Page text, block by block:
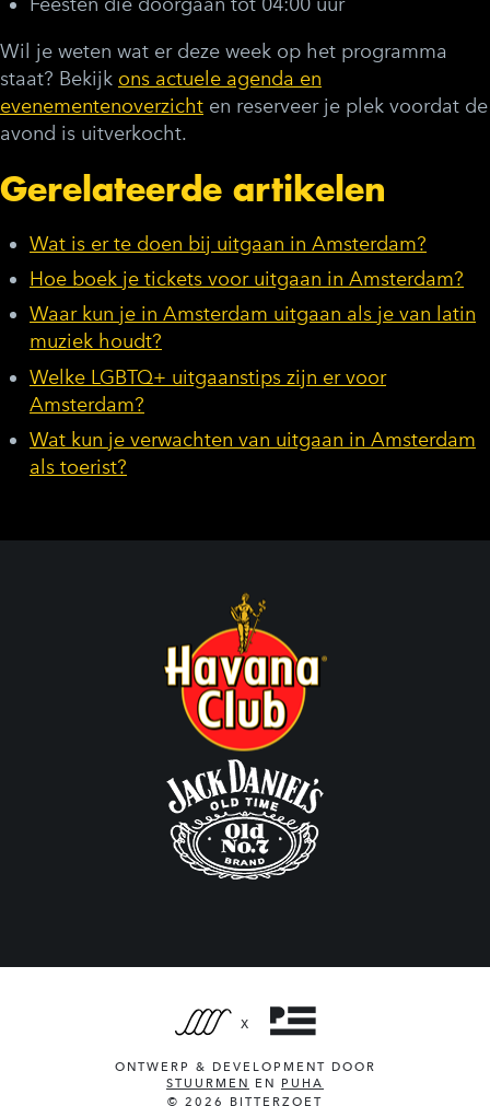
Wil je weten wat er deze week op het programma
staat? Bekijk ons actuele agenda en
evenementenoverzicht en reserveer je plek voordat de
avond is uitverkocht.
Gerelateerde artikelen
Wat is er te doen bij uitgaan in Amsterdam?
Hoe boek je tickets voor uitgaan in Amsterdam?
Waar kun je in Amsterdam uitgaan als je van latin
muziek houdt?
Welke LGBTQ+ uitgaanstips zijn er voor
Amsterdam?
Wat kun je verwachten van uitgaan in Amsterdam
als toerist?
X
ONTWERP & DEVELOPMENT DOOR
STUURMEN
EN PUHA
© 2026 BITTERZOET